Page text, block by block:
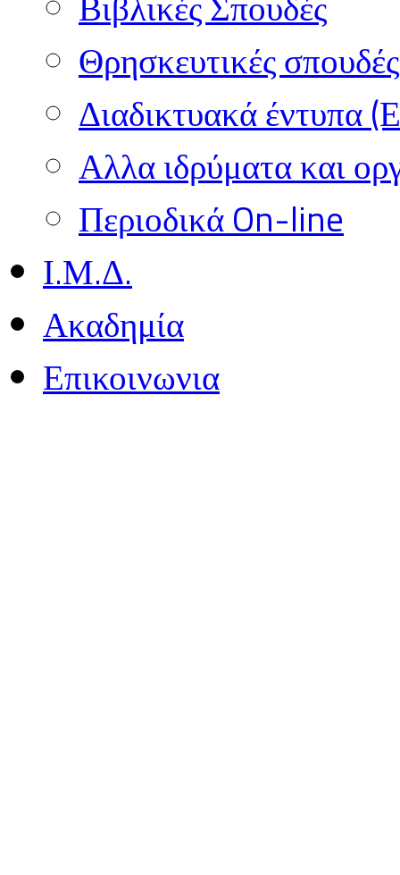
Θρησκευτικές
Διαδικτυακά έντυπα
Αλλα ιδρύματα και
Περιοδικά On-line
Ι.Μ.Δ.
Ακαδημία
Επικοινωνια